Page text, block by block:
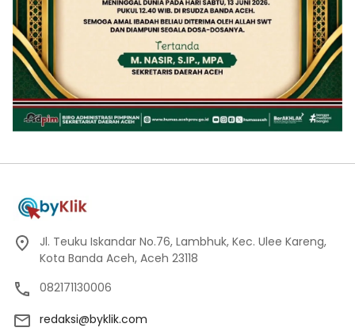
Jl. Teuku Iskandar No.76, Lambhuk, Kec. Ulee Kareng,
Kota Banda Aceh, Aceh 23118
082171130006
redaksi@byklik.com